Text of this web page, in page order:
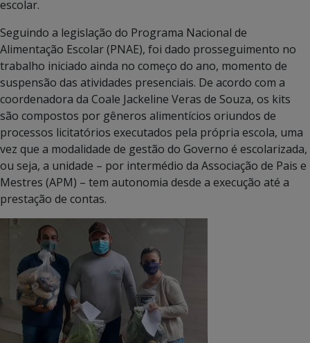
escolar.
Seguindo a legislação do Programa Nacional de
Alimentação Escolar (PNAE), foi dado prosseguimento no
trabalho iniciado ainda no começo do ano, momento de
suspensão das atividades presenciais. De acordo com a
coordenadora da Coale Jackeline Veras de Souza, os kits
são compostos por gêneros alimentícios oriundos de
processos licitatórios executados pela própria escola, uma
vez que a modalidade de gestão do Governo é escolarizada,
ou seja, a unidade – por intermédio da Associação de Pais e
Mestres (APM) – tem autonomia desde a execução até a
prestação de contas.